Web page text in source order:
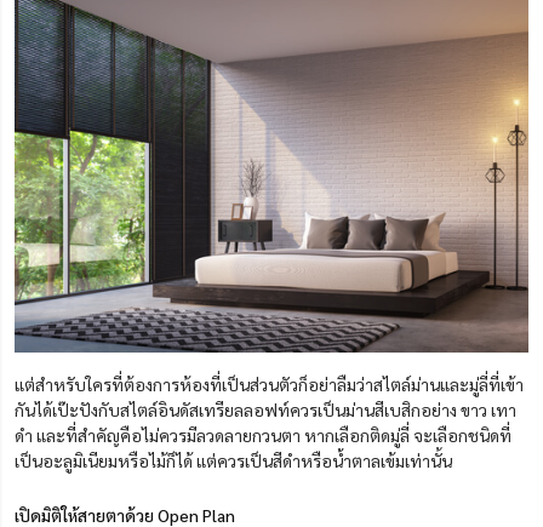
แต่สำหรับใครที่ต้องการห้องที่เป็นส่วนตัวก็อย่าลืมว่าสไตล์ม่านและมู่ลี่ที่เข้า
กันได้เป๊ะปังกับสไตล์อินดัสเทรียลลอฟท์ควรเป็นม่านสีเบสิกอย่าง ขาว เทา
ดำ และที่สำคัญคือไม่ควรมีลวดลายกวนตา หากเลือกติดมู่ลี่ จะเลือกชนิดที่
เป็นอะลูมิเนียมหรือไม้ก็ได้ แต่ควรเป็นสีดำหรือน้ำตาลเข้มเท่านั้น
เปิดมิติให้สายตาด้วย Open Plan